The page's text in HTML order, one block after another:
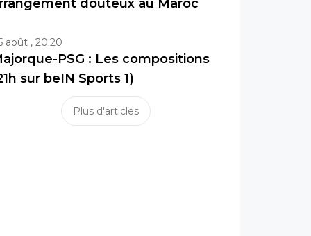
douteux au Maroc
août , 20:20
PSG : Les compositions
sur beIN Sports 1)
Plus d'articles